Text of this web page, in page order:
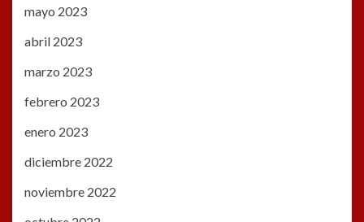
mayo 2023
abril 2023
marzo 2023
febrero 2023
enero 2023
diciembre 2022
noviembre 2022